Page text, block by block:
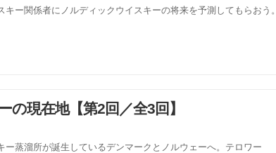
ー関係者にノルディックウイスキーの将来を予測してもらおう。
現在地【第2回／全3回】
ー蒸溜所が誕生しているデンマークとノルウェーへ。テロワー